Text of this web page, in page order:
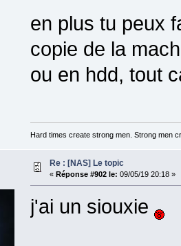
en plus tu peux
copie de la
ou en hdd, tout
Hard times create strong men. Strong men
Re : [NAS] Le topic
« Réponse #902 le: 09/05/19 20:18 »
j'ai un siouxie